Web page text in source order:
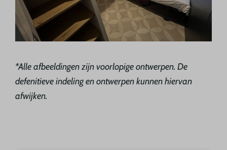
*Alle afbeeldingen zijn voorlopige ontwerpen. De
defenitieve indeling en ontwerpen kunnen hiervan
afwijken.